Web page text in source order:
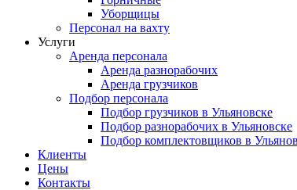
Уборщицы
Персонал на вахту
Услуги
Аренда персонала
Аренда разнорабочих
Аренда грузчиков
Подбор персонала
Подбор грузчиков в Ульяновске
Подбор разнорабочих в Ульяновске
Подбор комплектовщиков в
Клиенты
Цены
Контакты